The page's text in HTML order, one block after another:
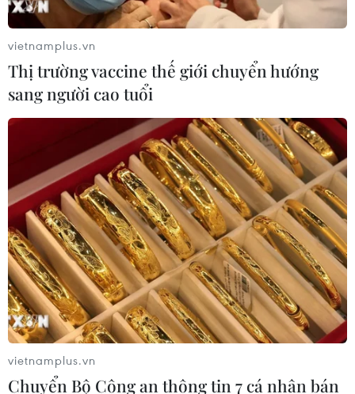
tăng cường hợp tác với các nước
ASEAN
08/08/2026 17:11
Bạo lực súng đạn đặt ra thách thức
đối với Thái Lan
08/08/2026 12:20
59 năm ASEAN: Giữ vững đoàn kết,
định hình tương lai
08/08/2026 10:09
Việt Nam nằm trong nhóm 5 quốc gia
có nhiều chuyến bay qua Thái Lan
08/08/2026 06:38
vietnamplus.vn
Thị trường vaccine thế giới chuyển hướng
sang người cao tuổi
vietnamplus.vn
Chuyển Bộ Công an thông tin 7 cá nhân bán